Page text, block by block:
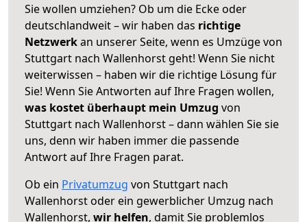
Sie wollen umziehen? Ob um die Ecke oder
deutschlandweit – wir haben das richtige
Netzwerkan unserer Seite, wenn es Umzüge von
Stuttgart nach Wallenhorst geht! Wenn Sie nicht
weiterwissen – haben wir die richtige Lösung für
Sie! Wenn Sie Antworten auf Ihre Fragen wollen,
was kostet überhaupt mein Umzug von
Stuttgart nach Wallenhorst – dann wählen Sie sie
uns, denn wir haben immer die passende
Antwort auf Ihre Fragen parat.
Ob ein Privatumzug von Stuttgart nach
Wallenhorst oder ein gewerblicher Umzug nach
Wallenhorst, wir helfen, damit Sie problemlos